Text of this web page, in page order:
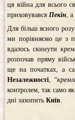
ця війна для всього
приховувався Пекін ,
Для більш ясного
ми порівняємо це з
вдалось скинути
розпочав пряму
ще на початках, а
Незалежності , “
контролем, так само як
дні захопитьКиїв